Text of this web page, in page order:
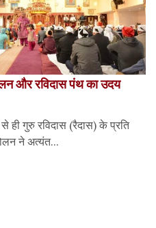
और रविदास पंथ का उदय
ही गुरु रविदास (रैदास) के प्रति
ने अत्यंत...